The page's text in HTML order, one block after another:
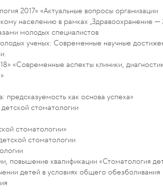
2017» «Актуальные вопросы организации
населению в рамках „Здравоохранение —
молодых специалистов
ученых: Современные научные
«Современные аспекты клиники,
предсказуемость как основа успеха»
стоматологии
стоматологии»
стоматологии
квалификации «Стоматология
детей в условиях общего обезболивания